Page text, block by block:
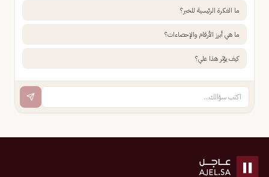
ما الفكرة الرئيسية للخبر؟
ما هي أبرز الأرقام والإحصاءات؟
كيف يؤثر هذا علي؟